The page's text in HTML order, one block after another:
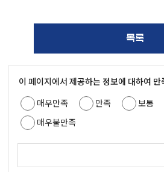
목록
이 페이지에서 제공하는 정보에 대하여
매우만족
만족 보통
매우불만족